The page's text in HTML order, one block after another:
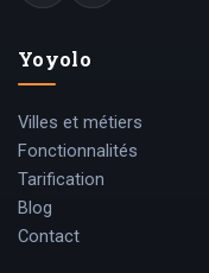
Yoyolo
Villes et métiers
Fonctionnalités
Tarification
Blog
Contact